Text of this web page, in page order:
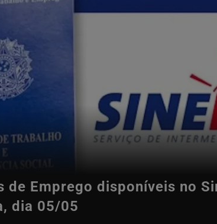
de Emprego disponíveis no
dia 05/05